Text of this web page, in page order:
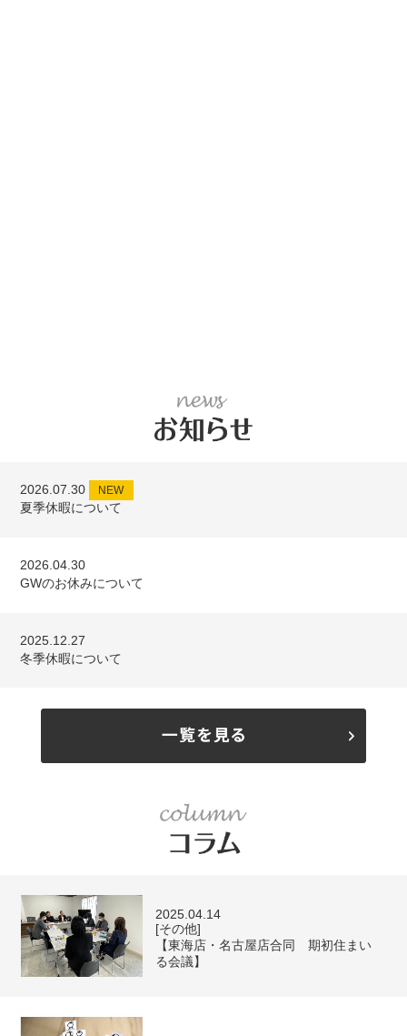
2026.07.30 NEW
夏季休暇について
2026.04.30
GWのお休みについて
2025.12.27
冬季休暇について
2025.04.14
[その他]
【東海店・名古屋店合同 期初住まい
る会議】